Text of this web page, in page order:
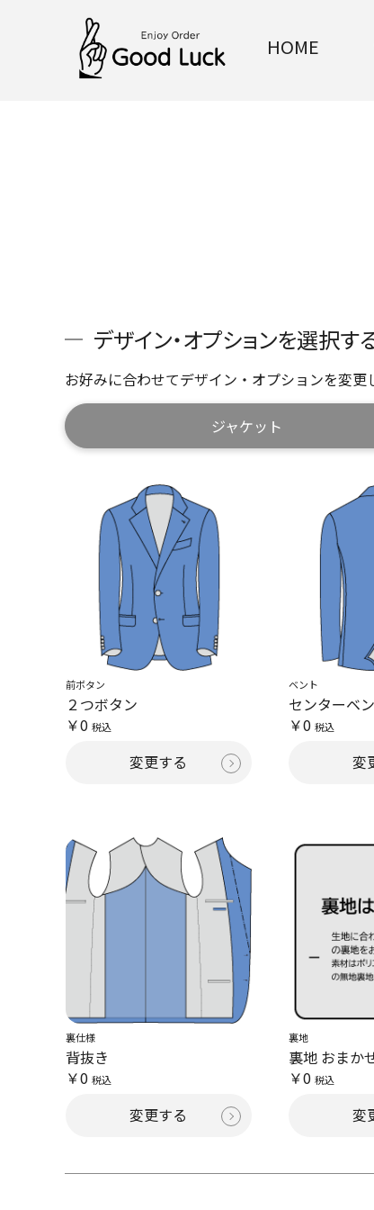
HOME
デザイン・オプションを選択す
お好みに合わせてデザイン・オプションを変更
ジャケット
前ボタン
２つボタン
￥0 税込
変更する
ベント
センターベ
￥0 税込
変
裏仕様
背抜き
￥0 税込
変更する
裏地
裏地 おまか
￥0 税込
変